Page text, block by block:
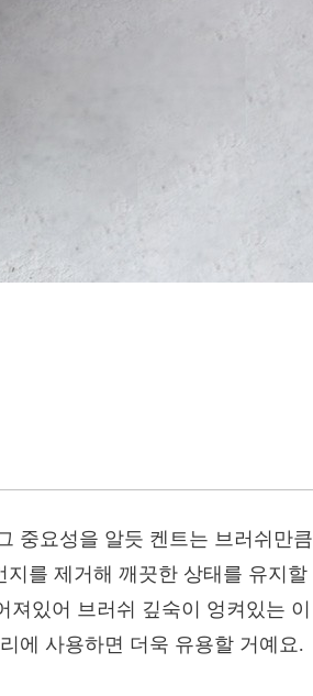
중요성을 알듯 켄트는 브러쉬만큼
를 제거해 깨끗한 상태를 유지할
있어 브러쉬 깊숙이 엉켜있는 이
에 사용하면 더욱 유용할 거예요.